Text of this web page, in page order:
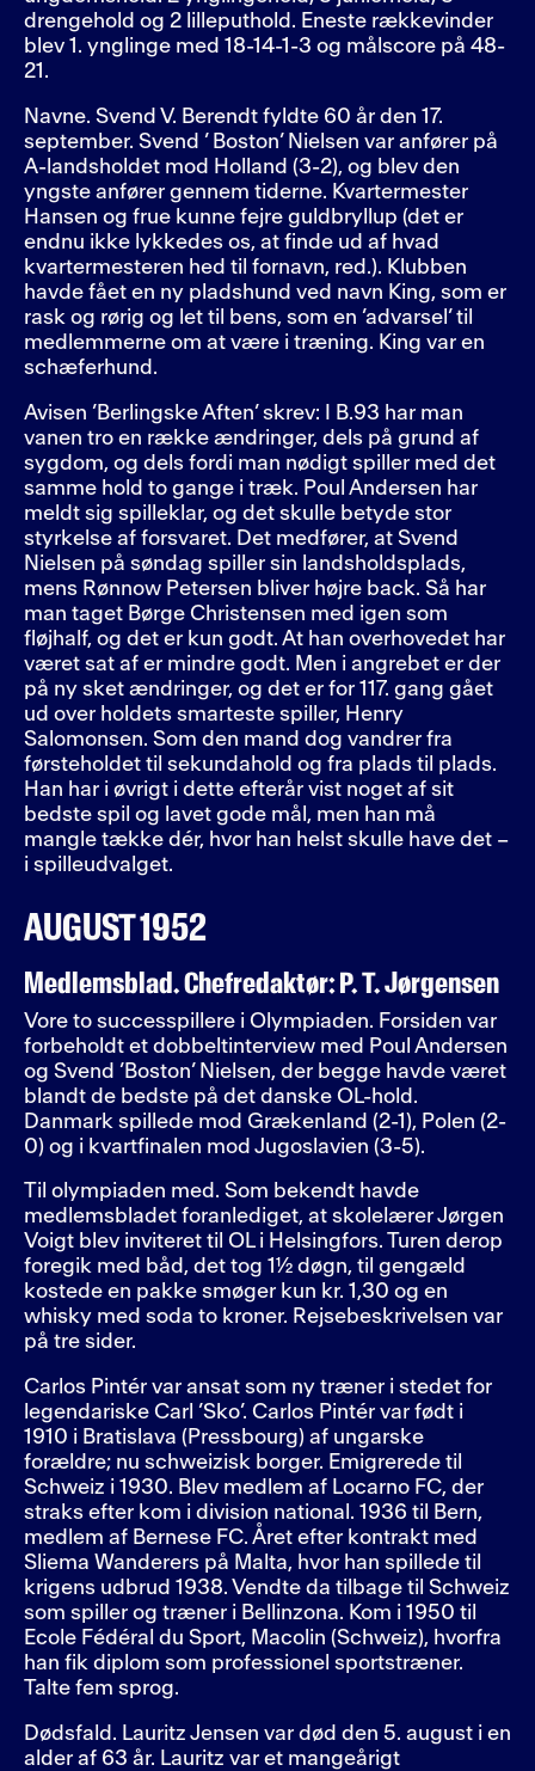
drengehold og 2 lilleputhold. Eneste rækkevinder
blev 1. ynglinge med 18-14-1-3 og målscore på 48-
21.
Navne. Svend V. Berendt fyldte 60 år den 17.
september. Svend ’ Boston’ Nielsen var anfører på
A-landsholdet mod Holland (3-2), og blev den
yngste anfører gennem tiderne. Kvartermester
Hansen og frue kunne fejre guldbryllup (det er
endnu ikke lykkedes os, at finde ud af hvad
kvartermesteren hed til fornavn, red.). Klubben
havde fået en ny pladshund ved navn King, som er
rask og rørig og let til bens, som en ’advarsel’ til
medlemmerne om at være i træning. King var en
schæferhund.
Avisen ’Berlingske Aften’ skrev: I B.93 har man
vanen tro en række ændringer, dels på grund af
sygdom, og dels fordi man nødigt spiller med det
samme hold to gange i træk. Poul Andersen har
meldt sig spilleklar, og det skulle betyde stor
styrkelse af forsvaret. Det medfører, at Svend
Nielsen på søndag spiller sin landsholdsplads,
mens Rønnow Petersen bliver højre back. Så har
man taget Børge Christensen med igen som
fløjhalf, og det er kun godt. At han overhovedet har
været sat af er mindre godt. Men i angrebet er der
på ny sket ændringer, og det er for 117. gang gået
ud over holdets smarteste spiller, Henry
Salomonsen. Som den mand dog vandrer fra
førsteholdet til sekundahold og fra plads til plads.
Han har i øvrigt i dette efterår vist noget af sit
bedste spil og lavet gode mål, men han må
mangle tække dér, hvor han helst skulle have det –
i spilleudvalget.
AUGUST 1952
Medlemsblad. Chefredaktør: P. T. Jørgensen
Vore to successpillere i Olympiaden. Forsiden var
forbeholdt et dobbeltinterview med Poul Andersen
og Svend ’Boston’ Nielsen, der begge havde været
blandt de bedste på det danske OL-hold.
Danmark spillede mod Grækenland (2-1), Polen (2-
0) og i kvartfinalen mod Jugoslavien (3-5).
Til olympiaden med. Som bekendt havde
medlemsbladet foranlediget, at skolelærer Jørgen
Voigt blev inviteret til OL i Helsingfors. Turen derop
foregik med båd, det tog 1½ døgn, til gengæld
kostede en pakke smøger kun kr. 1,30 og en
whisky med soda to kroner. Rejsebeskrivelsen var
på tre sider.
Carlos Pintér var ansat som ny træner i stedet for
legendariske Carl ’Sko’. Carlos Pintér var født i
1910 i Bratislava (Pressbourg) af ungarske
forældre; nu schweizisk borger. Emigrerede til
Schweiz i 1930. Blev medlem af Locarno FC, der
straks efter kom i division national. 1936 til Bern,
medlem af Bernese FC. Året efter kontrakt med
Sliema Wanderers på Malta, hvor han spillede til
krigens udbrud 1938. Vendte da tilbage til Schweiz
som spiller og træner i Bellinzona. Kom i 1950 til
Ecole Fédéral du Sport, Macolin (Schweiz), hvorfra
han fik diplom som professionel sportstræner.
Talte fem sprog.
Dødsfald. Lauritz Jensen var død den 5. august i en
alder af 63 år. Lauritz var et mangeårigt